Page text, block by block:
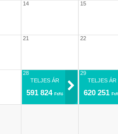
14 15
21 22
28
TELJES ÁR
591 824Ft/fő
29
TELJES ÁR
620 251Ft/